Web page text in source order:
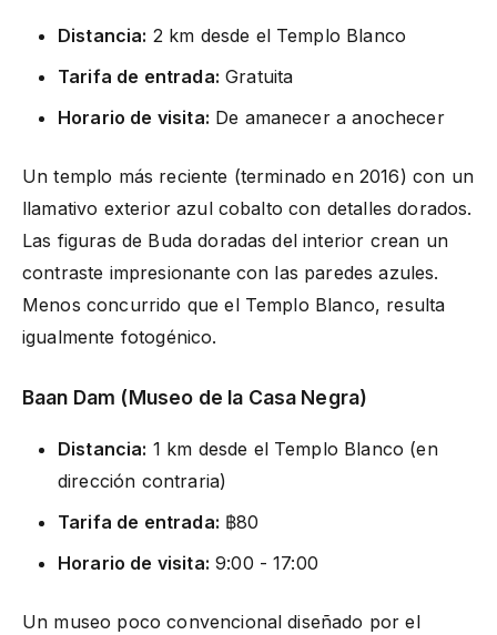
Distancia: 2 km desde el Templo Blanco
Tarifa de entrada: Gratuita
Horario de visita: De amanecer a anochecer
Un templo más reciente (terminado en 2016) con un
llamativo exterior azul cobalto con detalles dorados.
Las figuras de Buda doradas del interior crean un
contraste impresionante con las paredes azules.
Menos concurrido que el Templo Blanco, resulta
igualmente fotogénico.
Baan Dam (Museo de la Casa Negra)
Distancia: 1 km desde el Templo Blanco (en
dirección contraria)
Tarifa de entrada: ฿80
Horario de visita: 9:00 - 17:00
Un museo poco convencional diseñado por el